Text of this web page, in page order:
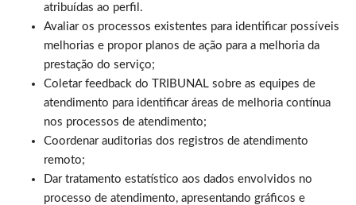
atribuídas ao perfil.
Avaliar os processos existentes para identificar possíveis
melhorias e propor planos de ação para a melhoria da
prestação do serviço;
Coletar feedback do TRIBUNAL sobre as equipes de
atendimento para identificar áreas de melhoria contínua
nos processos de atendimento;
Coordenar auditorias dos registros de atendimento
remoto;
Dar tratamento estatístico aos dados envolvidos no
processo de atendimento, apresentando gráficos e